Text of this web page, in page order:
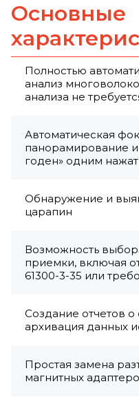
Основные
Полностью
анализ
анализа не
Автоматическая
панорамирование и
годен» одним
Обнаружение и
царапин
Возможность
приемки, включая
61300-3-35 или
Создание отчетов
архивация данных
Простая замена
магнитных